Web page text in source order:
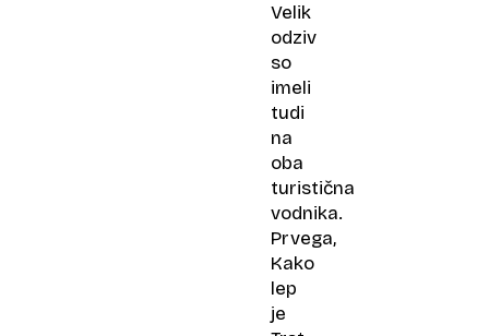
Velik
odziv
so
imeli
tudi
na
oba
turistična
vodnika.
Prvega,
Kako
lep
je